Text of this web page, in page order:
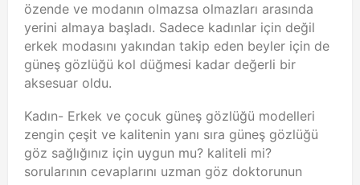
özende ve modanın olmazsa olmazları arasında
yerini almaya başladı. Sadece kadınlar için değil
erkek modasını yakından takip eden beyler için de
güneş gözlüğü kol düğmesi kadar değerli bir
aksesuar oldu.
Kadın- Erkek ve çocuk güneş gözlüğü modelleri
zengin çeşit ve kalitenin yanı sıra güneş gözlüğü
göz sağlığınız için uygun mu? kaliteli mi?
sorularının cevaplarını uzman göz doktorunun